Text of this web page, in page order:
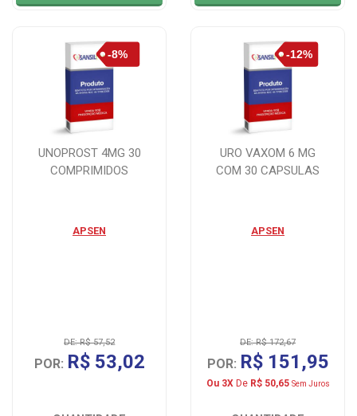
UNOPROST 4MG 30
COMPRIMIDOS
APSEN
DE: R$ 57,52
POR: R$ 53,02
URO VAXOM 6 MG
COM 30 CAPSULAS
APSEN
DE: R$ 172,67
POR: R$ 151,95
Ou 3XDe R$ 50,65 Sem Juros